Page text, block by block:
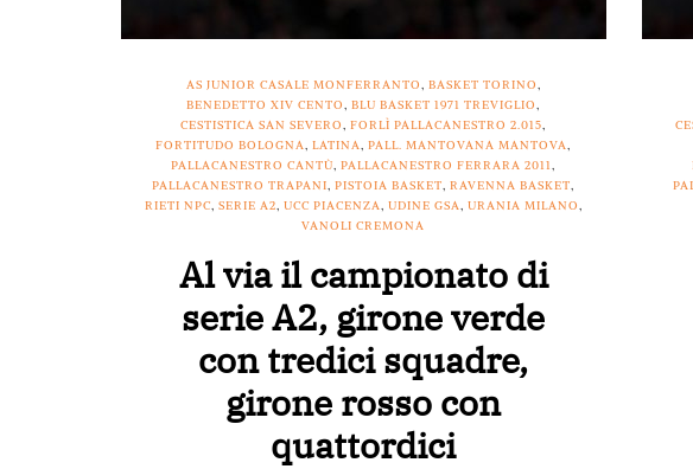
AS JUNIOR CASALE MONFERRANTO, BASKET TORINO,
BENEDETTO XIV CENTO,BLU BASKET 1971 TREVIGLIO,
CESTISTICA SAN SEVERO,FORLÌ PALLACANESTRO 2.015,
FORTITUDO BOLOGNA,LATINA,PALL. MANTOVANA MANTOVA,
PALLACANESTRO CANTÙ,PALLACANESTRO FERRARA 2011,
PALLACANESTRO TRAPANI,PISTOIA BASKET,RAVENNA BASKET,
RIETI NPC, SERIE A2, UCC PIACENZA, UDINE GSA, URANIA MILANO,
VANOLI CREMONA
Al via il campionato di
serie A2, girone verde
con tredici squadre,
girone rosso con
quattordici